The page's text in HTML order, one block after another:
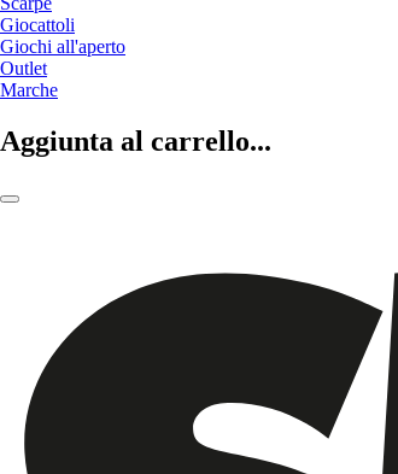
Giocattoli
Giochi all'aperto
Outlet
Marche
Aggiunta al carrello...